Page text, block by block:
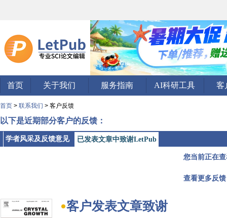
首页 关于我们 服务指南 AI科研工具 客
首页 > 联系我们 > 客户反馈
以下是近期部分客户的反馈：
学者风采及反馈意见 已发表文章中致谢LetPub
您当前正在
查看更多反
客户发表文章致谢